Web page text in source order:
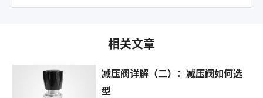
相关文章
减压阀详解（二）：减压阀如何选
型